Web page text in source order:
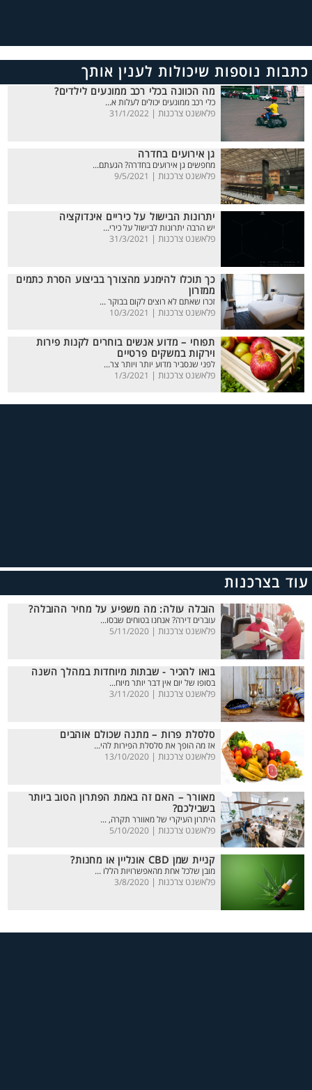
כתבות נוספות שיכולות לענין אותך
מה הכוונה בכלי רכב ממונעים לילדים?
כלי רכב ממונעים יכולים לעלות א...
פלאשנט צרכנות | 31/1/2022
גן אירועים בחדרה
מחפשים גן אירועים בחדרה? הגעתם...
פלאשנט צרכנות | 9/5/2021
יתרונות הבישול על כיריים אינדוקציה
יש הרבה יתרונות לבישול על כירי...
פלאשנט צרכנות | 31/3/2021
כך תוכלו להימנע מהצורך בביצוע הסרת כתמים
ממזרון
זכרו שאתם לא רוצים לקום בבוקר ...
פלאשנט צרכנות | 10/3/2021
תפוחי – מדוע אנשים בוחרים לקנות פירות
וירקות במשקים פרטיים
לפני שנסביר מדוע יותר ויותר צר...
פלאשנט צרכנות | 1/3/2021
עוד בצרכנות
הובלה עולה: מה משפיע על מחיר ההובלה?
עוברים דירה? אנחנו בטוחים שבסו...
פלאשנט צרכנות | 5/11/2020
בואו להכיר - שבתות מיוחדות במהלך השנה
בסופו של יום אין דבר יותר מיוח...
פלאשנט צרכנות | 3/11/2020
סלסלת פרות – מתנה שכולם אוהבים
אז מה הופך את סלסלת הפירות להי...
פלאשנט צרכנות | 13/10/2020
מאוורר – האם זה באמת הפתרון הטוב ביותר
בשבילכם?
היתרון העיקרי של מאוורר תקרה, ...
פלאשנט צרכנות | 5/10/2020
קניית שמן CBD אונליין או מחנות?
מובן שלכל אחת מהאפשרויות הללו ...
פלאשנט צרכנות | 3/8/2020